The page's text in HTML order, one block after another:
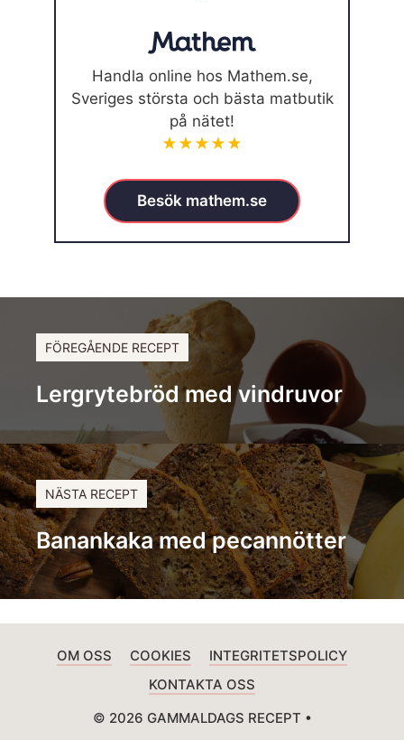
Handla online hos Mathem.se,
Sveriges största och bästa matbutik
på nätet!
★★★★★
Besök mathem.se
FÖREGÅENDE RECEPT
Lergrytebröd med vindruvor
NÄSTA RECEPT
Banankaka med pecannötter
OM OSS COOKIES
INTEGRITETSPOLICY
KONTAKTA OSS
© 2026 GAMMALDAGS RECEPT •